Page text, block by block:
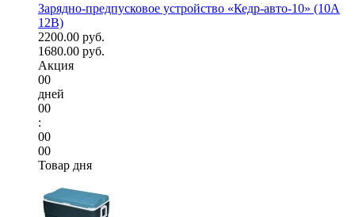
Зарядно-предпусковое устройство «Кедр-авто-10» (10A
12В)
2200.00 руб.
1680.00 руб.
Акция
00
дней
00
:
00
00
Товар дня